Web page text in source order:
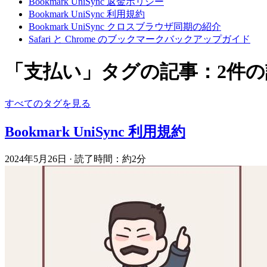
Bookmark UniSync 利用規約
Bookmark UniSync クロスブラウザ同期の紹介
Safari と Chrome のブックマークバックアップガイド
「支払い」タグの記事：2件
すべてのタグを見る
Bookmark UniSync 利用規約
2024年5月26日 · 読了時間：約2分